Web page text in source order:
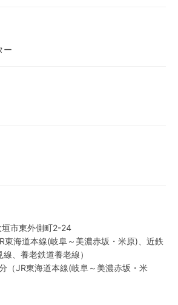
ー
市東外側町2-24
東海道本線(岐阜～美濃赤坂・米原)
近鉄
線 養老鉄道養老線）
（JR東海道本線(岐阜～美濃赤坂・米